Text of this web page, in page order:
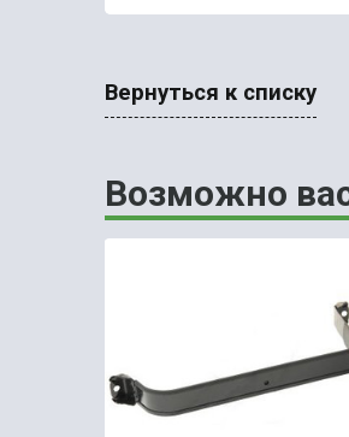
Вернуться к списку
Возможно